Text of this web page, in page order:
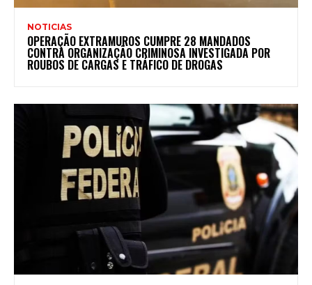
NOTICIAS
OPERAÇÃO EXTRAMUROS CUMPRE 28 MANDADOS
CONTRA ORGANIZAÇÃO CRIMINOSA INVESTIGADA POR
ROUBOS DE CARGAS E TRÁFICO DE DROGAS